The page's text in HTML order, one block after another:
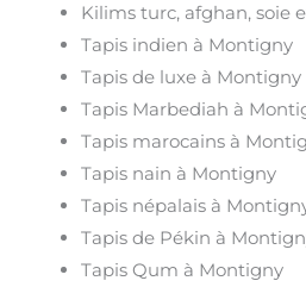
Kilims turc, afghan, soie
Tapis indien à Montigny
Tapis de luxe à Montigny
Tapis Marbediah à
Tapis marocains à
Tapis nain à Montigny
Tapis népalais à
Tapis de Pékin à
Tapis Qum à Montigny